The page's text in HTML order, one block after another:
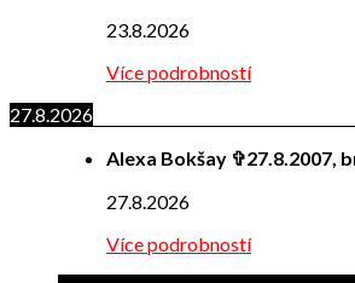
23.8.2026
Více podrobností
27.8.2026
Alexa Bokšay ✞27.8.2007,
27.8.2026
Více podrobností